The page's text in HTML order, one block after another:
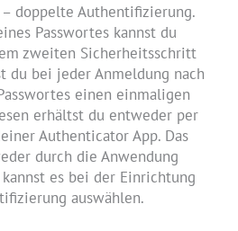
doppelte Authentifizierung.
Passwortes kannst du
zweiten Sicherheitsschritt
du bei jeder Anmeldung nach
einen einmaligen
erhältst du entweder per
Authenticator App. Das
durch die Anwendung
es bei der Einrichtung
auswählen.